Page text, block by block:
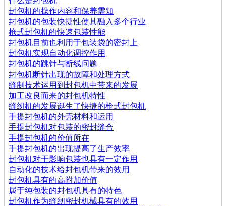
封包机的操作内容和保养需知
封包机的包装快捷性使其融入多个行业
枪式封包机的快速包装性能
封包机目前也利用于包装袋的密封上
封包机实现自动化调控作用
封包机的跳针与断线问题
封包机断针出现的故障和处理方式
缝制技术运用到封包机中带来的发展
加工改良而来的封包机特性
缝纫机的发展诞生了快捷的枪式封包机
手提封包机的外壳材料和运用
手提封包机对包装的密封缝合
手提封包机的价值所在
手提封包机的出现提高了生产效率
封包机对于影响包装也具有一定作用
自动化的技术给封包机带来的效用
封包机具有的高附加价值
属于纯包装的封包机具有的特色
封包机作为缝纫密封机械具有的效用